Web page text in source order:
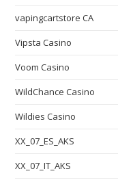
vapingcartstore CA
Vipsta Casino
Voom Casino
WildChance Casino
Wildies Casino
XX_07_ES_AKS
XX_07_IT_AKS